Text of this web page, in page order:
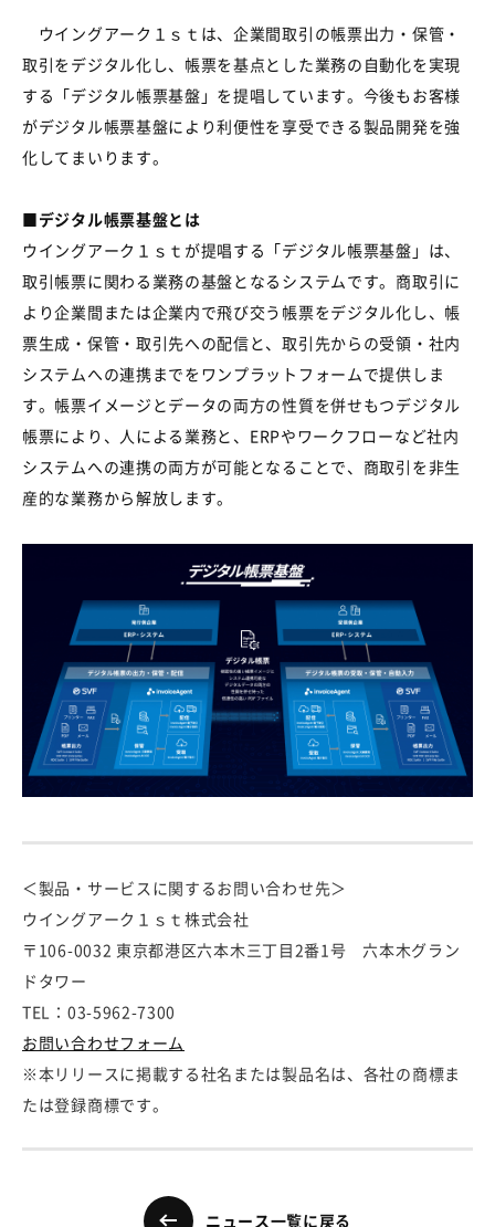
ウイングアーク１ｓｔは、企業間取引の帳票出力・保管・
取引をデジタル化し、帳票を基点とした業務の自動化を実現
する「デジタル帳票基盤」を提唱しています。今後もお客様
がデジタル帳票基盤により利便性を享受できる製品開発を強
化してまいります。
■デジタル帳票基盤とは
ウイングアーク１ｓｔが提唱する「デジタル帳票基盤」は、
取引帳票に関わる業務の基盤となるシステムです。商取引に
より企業間または企業内で飛び交う帳票をデジタル化し、帳
票生成・保管・取引先への配信と、取引先からの受領・社内
システムへの連携までをワンプラットフォームで提供しま
す。帳票イメージとデータの両方の性質を併せもつデジタル
帳票により、人による業務と、 ERPやワークフローなど社内
システムへの連携の両方が可能となることで、商取引を非生
産的な業務から解放します。
＜製品・サービスに関するお問い合わせ先＞
ウイングアーク１ｓｔ株式会社
〒106-0032 東京都港区六本木三丁目2番1号 六本木グラン
ドタワー
TEL：03-5962-7300
お問い合わせフォーム
※本リリースに掲載する社名または製品名は、各社の商標ま
たは登録商標です。
ニュース一覧に戻る